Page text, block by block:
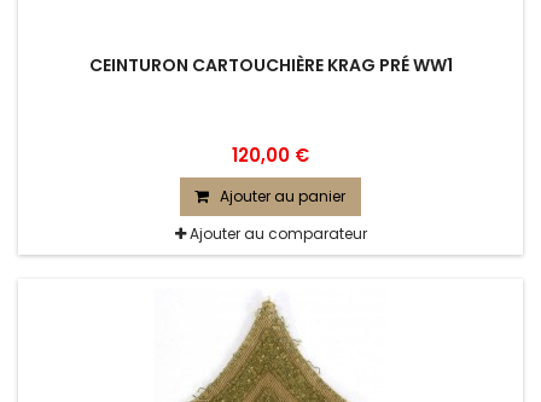
CEINTURON CARTOUCHIÈRE KRAG PRÉ WW1
120,00 €
Ajouter au panier
Ajouter au comparateur